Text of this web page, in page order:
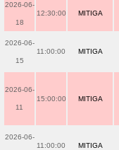
2026-06-
18
12:30:00 MITIGA
2026-06-
15
11:00:00 MITIGA
2026-06-
11
15:00:00 MITIGA
2026-06-
11:00:00 MITIGA